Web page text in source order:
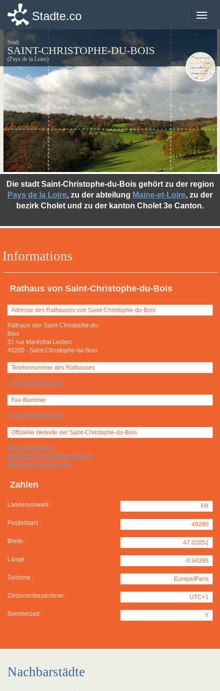
Toggle
Stadte.co
Stadt
SAINT-CHRISTOPHE-DU-BOIS
(Pays de la Loire)
Informations
Rathaus von Saint-Christophe-du-Bois
Adresse des Rathauses von Saint-Christophe-du-Bois
Rathaus von Saint-Christophe-du-
Bois
31 rue Maréchal Leclerc
49280 - Saint-Christophe-du-Bois
Telefonnummer des Rathauses
+(33) 02 41 56 92 51
Fax-Nummer
+(33) 02 41 56 02 14
Offizielle Website der Saint-Christophe-du-Bois
http://www.agglo-
choletais.fr/agglo/dossiers/saint-
christophe-du-bois.html
Zahlen
Landesvorwahl : FR
Postleitzahl : 49280
Breite : 47.02851
Länge : -0.94395
Zeitzone : Europe/Paris
Zeitzonenbezeichner : UTC+1
Sommerzeit : Y
Die stadt Saint-Christophe-du-Bois gehört zu der region
Pays de la Loire, zu der abteilung Maine-et-Loire, zu der
bezirk Cholet und zu der kanton Cholet 3e Canton.
©photo-libre.fr
Nachbarstädte
Toggle
Stadte.co